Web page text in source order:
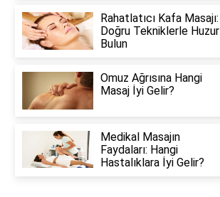
Rahatlatıcı Kafa Masajı:
Doğru Tekniklerle Huzur
Bulun
Omuz Ağrısına Hangi
Masaj İyi Gelir?
Medikal Masajın
Faydaları: Hangi
Hastalıklara İyi Gelir?